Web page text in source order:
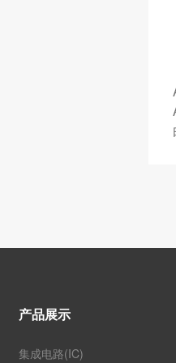
产品展示
集成电路(IC)